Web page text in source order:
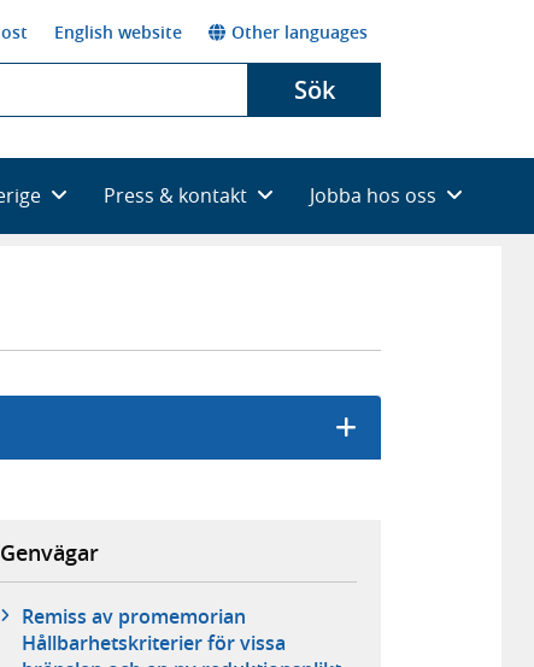
English website Other languages
Sök
Press & kontakt Jobba hos oss
Genvägar
Remiss av promemorian
Hållbarhetskriterier för vissa